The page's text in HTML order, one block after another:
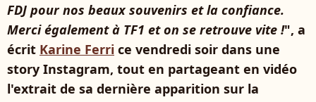
FDJ pour nos beaux souvenirs et la confiance.
Merci également à TF1 et on se retrouve vite !", a
écrit Karine Ferri ce vendredi soir dans une
story Instagram, tout en partageant en vidéo
l'extrait de sa dernière apparition sur la